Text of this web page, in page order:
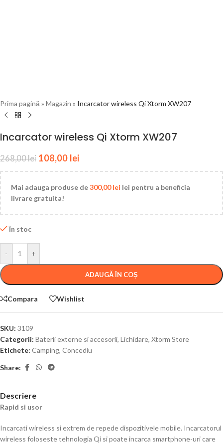
Prima pagină » Magazin » Incarcator wireless Qi Xtorm XW207
Incarcator wireless Qi Xtorm XW207
268,00lei 108,00 lei
Mai adauga produse de300,00lei lei pentru a beneficia
livrare gratuita!
În stoc
- +
ADAUGĂ ÎN COȘ
Compara Wishlist
SKU: 3109
Categorii: Baterii externe si accesorii, Lichidare, Xtorm Store
Etichete: Camping, Concediu
Share:
Descriere
Rapid si usor
Incarcati wireless si extrem de repede dispozitivele mobile. Incarcatorul
wireless foloseste tehnologia Qi si poate incarca smartphone-uri care